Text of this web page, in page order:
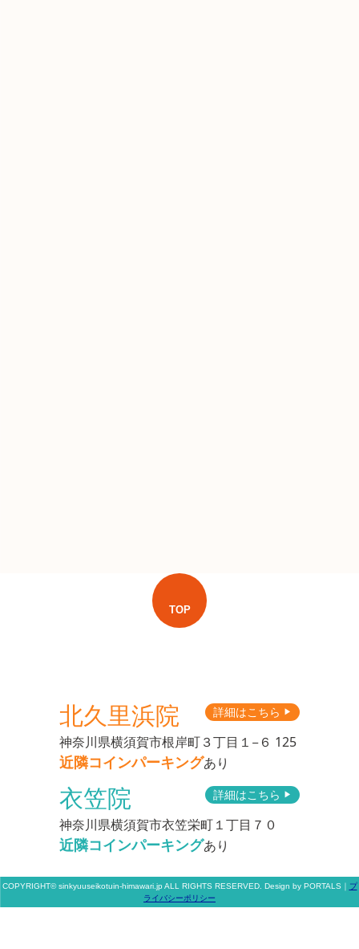
TOP
北久里浜院 詳細はこちら ▶︎
神奈川県横須賀市根岸町３丁目１−６ 125
近隣コインパーキングあり
衣笠院 詳細はこちら ▶︎
神奈川県横須賀市衣笠栄町１丁目７０
近隣コインパーキングあり
COPYRIGHT© sinkyuuseikotuin-himawari.jp ALL RIGHTS RESERVED. Design by PORTALS ｜ プ
ライバシーポリシー